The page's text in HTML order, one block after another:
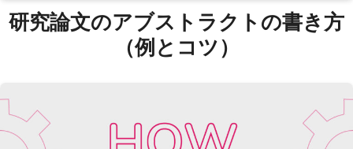
研究論文のアブストラクトの書き方
（例とコツ）